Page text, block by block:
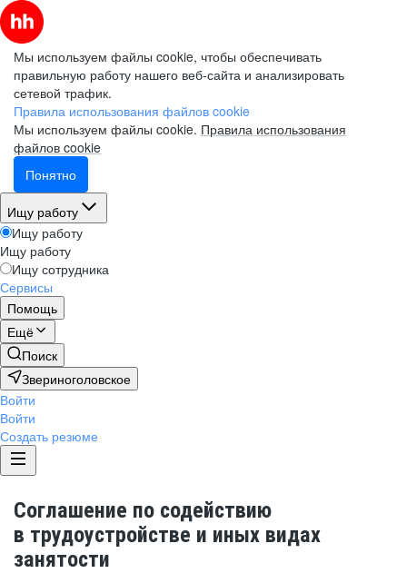
Мы используем файлы cookie, чтобы обеспечивать
правильную работу нашего веб-сайта и анализировать
сетевой трафик.
Правила использования файлов cookie
Мы используем файлы cookie. Правила использования
файлов cookie
Понятно
Ищу работу
Ищу работу
Ищу работу
Ищу сотрудника
Сервисы
Помощь
Ещё
Поиск
Звериноголовское
Войти
Войти
Создать резюме
Соглашение по содействию
в трудоустройстве и иных видах
занятости